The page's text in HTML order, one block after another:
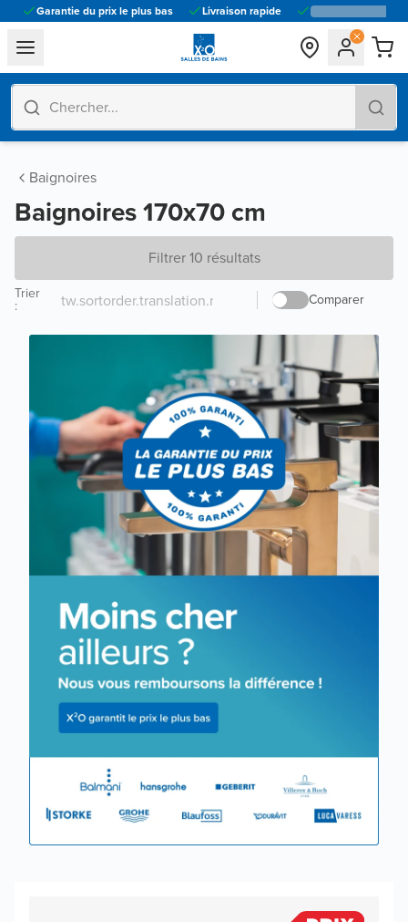
Garantie du prix le plus bas Livraison rapide
general.navigation.toggle_menu.label
Baignoires
Baignoires 170x70 cm
Filtrer 10 résultats
Comparer
Trier
: